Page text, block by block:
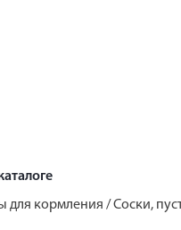
кормления / Cоски,